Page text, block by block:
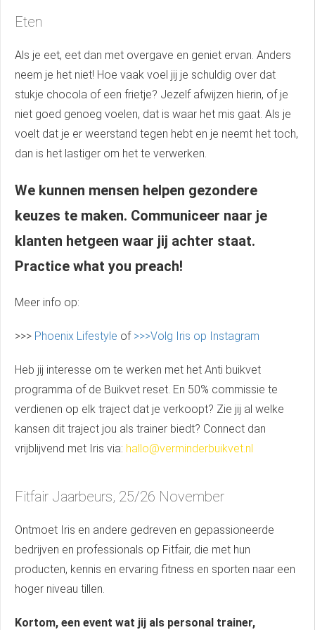
Eten
Als je eet, eet dan met overgave en geniet ervan. Anders
neem je het niet! Hoe vaak voel jij je schuldig over dat
stukje chocola of een frietje? Jezelf afwijzen hierin, of je
niet goed genoeg voelen, dat is waar het mis gaat. Als je
voelt dat je er weerstand tegen hebt en je neemt het toch,
dan is het lastiger om het te verwerken.
We kunnen mensen helpen gezondere
keuzes te maken. Communiceer naar je
klanten hetgeen waar jij achter staat.
Practice what you preach!
Meer info op:
>>> Phoenix Lifestyle of >>>Volg Iris op Instagram
Heb jij interesse om te werken met het Anti buikvet
programma of de Buikvet reset. En 50% commissie te
verdienen op elk traject dat je verkoopt? Zie jij al welke
kansen dit traject jou als trainer biedt? Connect dan
vrijblijvend met Iris via: hallo@verminderbuikvet.nl
Fitfair Jaarbeurs, 25/26 November
Ontmoet Iris en andere gedreven en gepassioneerde
bedrijven en professionals op Fitfair, die met hun
producten, kennis en ervaring fitness en sporten naar een
hoger niveau tillen.
Kortom, een event wat jij als personal trainer,